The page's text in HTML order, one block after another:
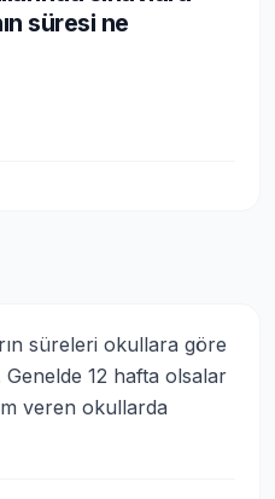
süresi ne
süreleri okullara göre
12 hafta olsalar
veren okullarda